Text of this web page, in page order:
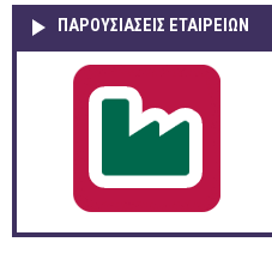
ΠΑΡΟΥΣΙΆΣΕΙΣ ΕΤΑΙΡΕΙΏΝ